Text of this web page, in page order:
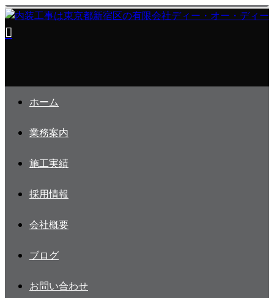
ホーム
業務案内
施工実績
採用情報
会社概要
ブログ
お問い合わせ